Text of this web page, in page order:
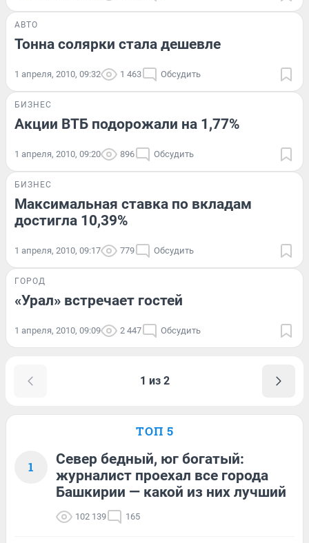
АВТО
Тонна солярки стала дешевле
1 апреля, 2010, 09:32 1 463 Обсудить
БИЗНЕС
Акции ВТБ подорожали на 1,77%
1 апреля, 2010, 09:20 896 Обсудить
БИЗНЕС
Максимальная ставка по вкладам
достигла 10,39%
1 апреля, 2010, 09:17 779 Обсудить
ГОРОД
«Урал» встречает гостей
1 апреля, 2010, 09:09 2 447 Обсудить
1 из 2
ТОП 5
1
Север бедный, юг богатый:
журналист проехал все города
Башкирии — какой из них лучший
102 139 165